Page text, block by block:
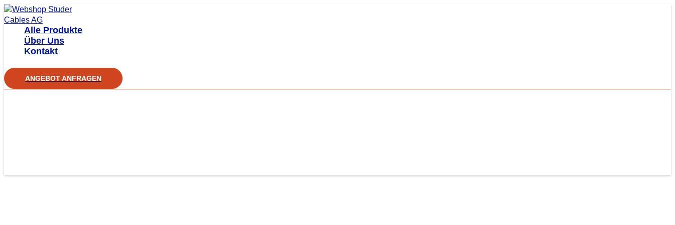
Zum
Inhalt
springenAlle Produkte
Über Uns
Kontakt
ANGEBOT ANFRAGEN